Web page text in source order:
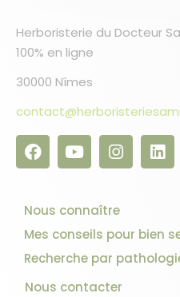
Herboristerie du Docteur
100% en ligne
30000 Nîmes
Nous connaître
Mes conseils pour bien
Recherche par
Nous contacter